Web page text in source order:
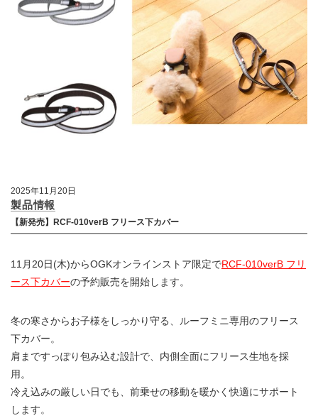
2025年11月20日
製品情報
【新発売】RCF-010verB フリース下カバー
11月20日(木)からOGKオンラインストア限定でRCF-010verB フリ
ース下カバーの予約販売を開始します。
冬の寒さからお子様をしっかり守る、ルーフミニ専用のフリース
下カバー。
肩まですっぽり包み込む設計で、内側全面にフリース生地を採
用。
冷え込みの厳しい日でも、前乗せの移動を暖かく快適にサポート
します。